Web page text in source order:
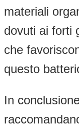
materiali
dovuti ai forti
che
questo
In